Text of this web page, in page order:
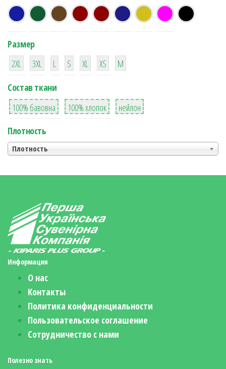
Размер
38
2XL
16
3XL
42
L
42
S
42
XL XS
М
Состав ткани
8
100% бавовна
36
100% хлопок
2
нейлон
Плотность
Плотность
Информация
О нас
Контакты
Политика конфиденциальности
Пользовательское соглашение
Сотрудничество с нами
Полезно знать